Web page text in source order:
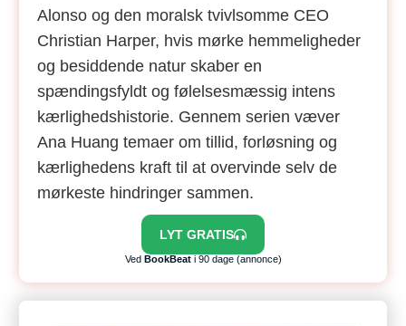
Alonso og den moralsk tvivlsomme CEO
Christian Harper, hvis mørke hemmeligheder
og besiddende natur skaber en
spændingsfyldt og følelsesmæssig intens
kærlighedshistorie. Gennem serien væver
Ana Huang temaer om tillid, forløsning og
kærlighedens kraft til at overvinde selv de
mørkeste hindringer sammen.
LYT GRATIS
Ved BookBeati 90 dage (annonce)